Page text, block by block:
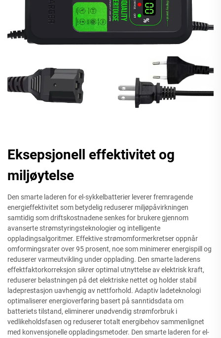
Eksepsjonell effektivitet og
miljøytelse
Den smarte laderen for el-sykkelbatterier leverer fremragende
energieffektivitet som betydelig reduserer miljøpåvirkningen
samtidig som driftskostnadene senkes for brukere gjennom
avanserte strømstyringsteknologier og intelligente
oppladingsalgoritmer. Effektive strømomformerkretser oppnår
omformingsrater over 95 prosent, noe som minimerer energispill og
reduserer varmeutvikling under opplading. Den smarte laderens
effektfaktorkorreksjon sikrer optimal utnyttelse av elektrisk kraft,
reduserer belastningen på det elektriske nettet og holder stabil
ladeprestasjon uavhengig av nettforhold. Adaptiv ladeteknologi
optimaliserer energioverføring basert på sanntidsdata om
batteriets tilstand, eliminerer unødvendig strømforbruk i
vedlikeholdsfasen og reduserer totalt energibehov sammenlignet
med konvensjonelle oppladingsmetoder. Den smarte laderen for el-